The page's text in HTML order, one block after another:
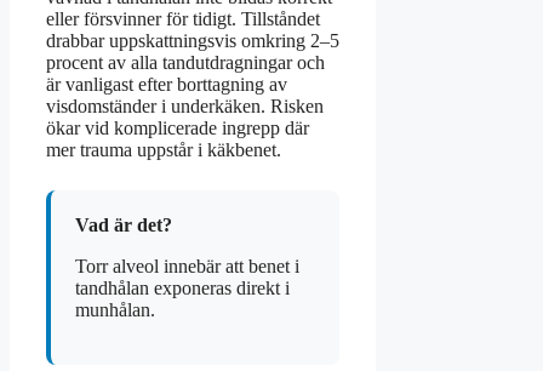
eller försvinner för tidigt. Tillståndet
drabbar uppskattningsvis omkring 2–5
procent av alla tandutdragningar och
är vanligast efter borttagning av
visdomständer i underkäken. Risken
ökar vid komplicerade ingrepp där
mer trauma uppstår i käkbenet.
Vad är det?
Torr alveol innebär att benet i
tandhålan exponeras direkt i
munhålan.